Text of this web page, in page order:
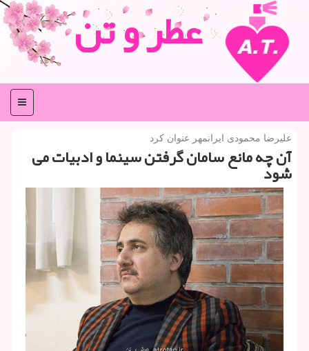
عطر و تن
منو
علیرضا محمودی ایرانمهر عنوان كرد
آن چه مانع سامان گرفتن سینما و ادبیات می
شود